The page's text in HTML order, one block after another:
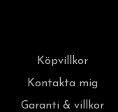
Köpvillkor
Kontakta mig
Garanti & villkor